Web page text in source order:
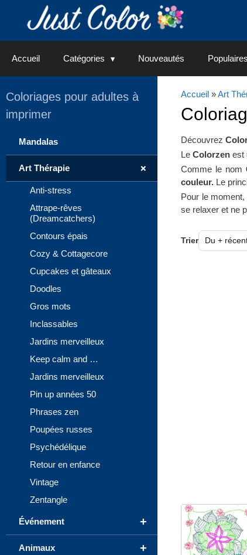
Accueil Catégories Nouveautés Populaires
Accueil»Art
Découvrez
Le Colorzenest
Comme le nom
couleur.Le
Pour le
se relaxer et ne
Trier
Coloriages pour adultes à
imprimer
Mandalas
+
Art Thérapie
Anti-stress
Attrape-rêves
(Dreamcatchers)
Contours épais
Cozy & Cottagecore
Cupcakes et gâteaux
Doodles
Gros mots
Inclassables
Jardins merveilleux
Keep calm and …
Jardins merveilleux
Pin up années 50
Phrases zen
Poupées russes
Psychédélique
Retour en enfance
Vintage
Zentangle
+
Événement
+
Animaux